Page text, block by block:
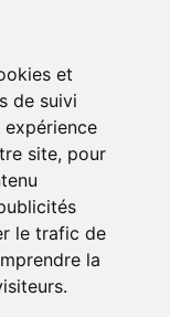
et
de suivi
site, pour
le trafic de
la
et événements
et découvrez
écriture.